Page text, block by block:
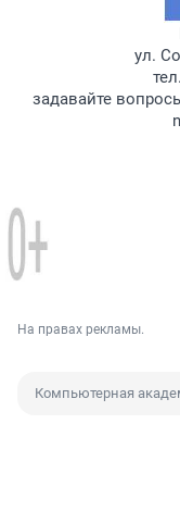
ул.
тел.
задавайте
На правах рекламы.
Компьютерная